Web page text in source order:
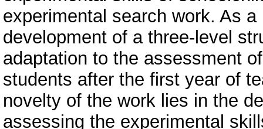
experimental search work. As
development of a three-level
adaptation to the assessment
students after the first year of
novelty of the work lies in the
assessing the experimental